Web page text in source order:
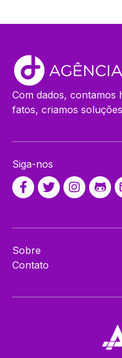
Com dados, contamos
fatos, criamos soluções
Siga-nos
Sobre
Contato